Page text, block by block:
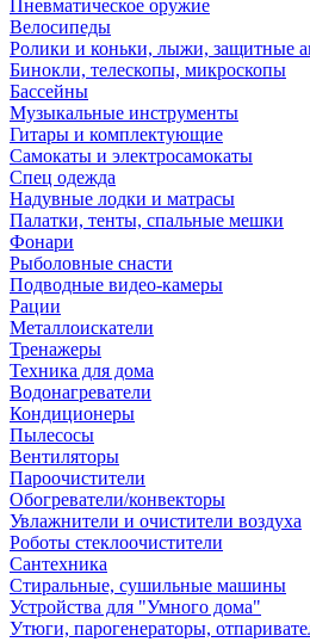
Пневматическое оружие
Велосипеды
Ролики и коньки, лыжи, защитные
Бинокли, телескопы, микроскопы
Бассейны
Музыкальные инструменты
Гитары и комплектующие
Самокаты и электросамокаты
Спец одежда
Надувные лодки и матрасы
Палатки, тенты, спальные мешки
Фонари
Рыболовные снасти
Подводные видео-камеры
Рации
Металлоискатели
Тренажеры
Техника для дома
Водонагреватели
Кондиционеры
Пылесосы
Вентиляторы
Пароочистители
Обогреватели/конвекторы
Увлажнители и очистители воздуха
Роботы стеклоочистители
Сантехника
Стиральные, сушильные машины
Устройства для "Умного дома"
Утюги, парогенераторы,